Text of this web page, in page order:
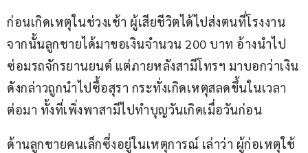
ก่อนเกิดเหตุในช่วงเช้า ผู้เสียชีวิตได้ไปส่งตนที่โรงงาน
จากนั้นลูกชายได้มาขอเงินจำนวน 200 บาท อ้างนำไป
ซ่อมรถจักรยานยนต์ แต่ภายหลังสามีโทรฯ มาบอกว่าเงิน
ดังกล่าวถูกนำไปซื้อสุรา กระทั่งเกิดเหตุสลดขึ้นในเวลา
ต่อมา ทั้งที่เพิ่งพาสามีไปทำบุญวันเกิดเมื่อวันก่อน
ด้านลูกชายคนเล็กซึ่งอยู่ในเหตุการณ์ เล่าว่า ผู้ก่อเหตุใช้